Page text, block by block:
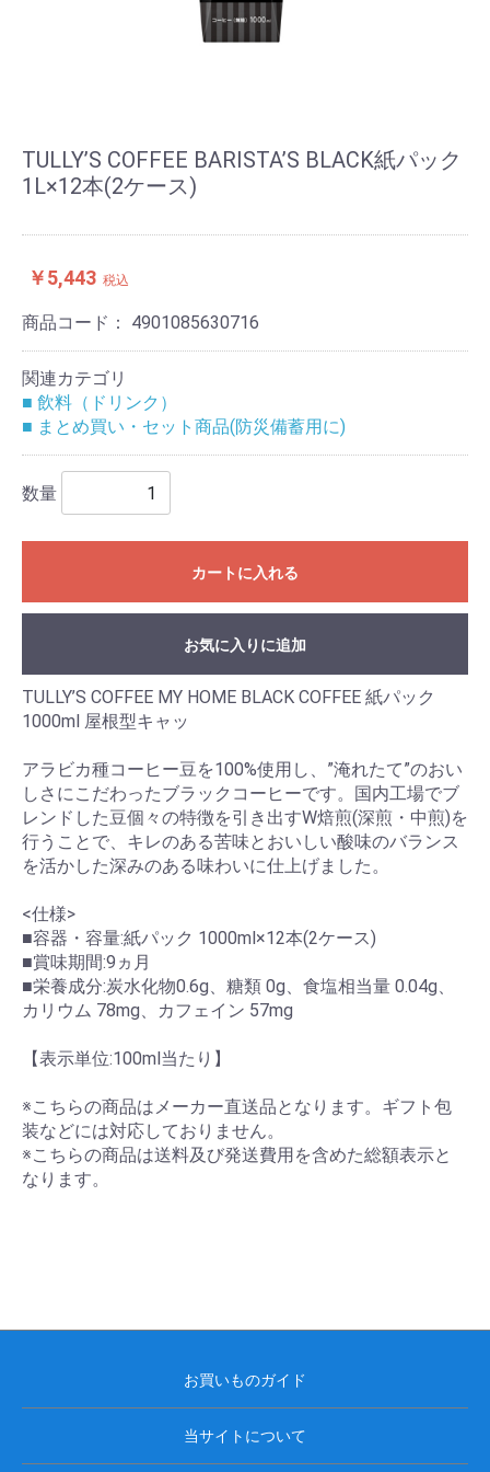
TULLY’S COFFEE BARISTA’S BLACK紙パック
1L×12本(2ケース)
￥5,443 税込
商品コード： 4901085630716
関連カテゴリ
■ 飲料（ドリンク）
■ まとめ買い・セット商品(防災備蓄用に)
数量
カートに入れる
お気に入りに追加
TULLY’S COFFEE MY HOME BLACK COFFEE 紙パック
1000ml 屋根型キャッ
アラビカ種コーヒー豆を100%使用し、”淹れたて”のおい
しさにこだわったブラックコーヒーです。国内工場でブ
レンドした豆個々の特徴を引き出すW焙煎(深煎・中煎)を
行うことで、キレのある苦味とおいしい酸味のバランス
を活かした深みのある味わいに仕上げました。
<仕様>
■容器・容量:紙パック 1000ml×12本(2ケース)
■賞味期間:9ヵ月
■栄養成分:炭水化物0.6g、糖類 0g、食塩相当量 0.04g、
カリウム 78mg、カフェイン 57mg
【表示単位:100ml当たり】
※こちらの商品はメーカー直送品となります。ギフト包
装などには対応しておりません。
※こちらの商品は送料及び発送費用を含めた総額表示と
なります。
お買いものガイド
当サイトについて